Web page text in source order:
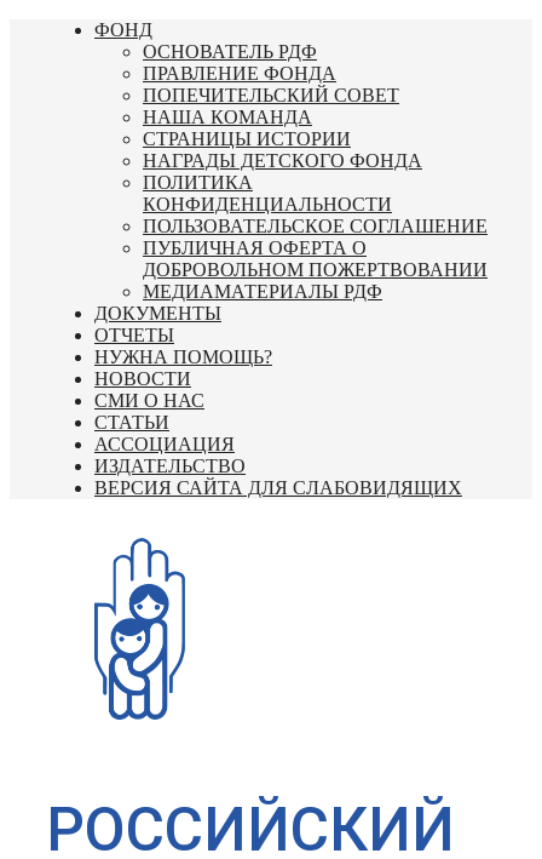
Перейти
ФОНД
ОСНОВАТЕЛЬ РДФ
ПРАВЛЕНИЕ ФОНДА
ПОПЕЧИТЕЛЬСКИЙ СОВЕТ
НАША КОМАНДА
СТРАНИЦЫ ИСТОРИИ
НАГРАДЫ ДЕТСКОГО ФОНДА
ПОЛИТИКА
КОНФИДЕНЦИАЛЬНОСТИ
ПОЛЬЗОВАТЕЛЬСКОЕ СОГЛАШЕНИЕ
ПУБЛИЧНАЯ ОФЕРТА О
ДОБРОВОЛЬНОМ ПОЖЕРТВОВАНИИ
МЕДИАМАТЕРИАЛЫ РДФ
ДОКУМЕНТЫ
ОТЧЕТЫ
НУЖНА ПОМОЩЬ?
НОВОСТИ
СМИ О НАС
СТАТЬИ
АССОЦИАЦИЯ
ИЗДАТЕЛЬСТВО
ВЕРСИЯ САЙТА ДЛЯ СЛАБОВИДЯЩИХ
РОССИЙСКИЙ